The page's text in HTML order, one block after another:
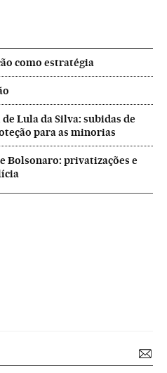
como estratégia
Lula da Silva: subidas de
para as minorias
Bolsonaro: privatizações e